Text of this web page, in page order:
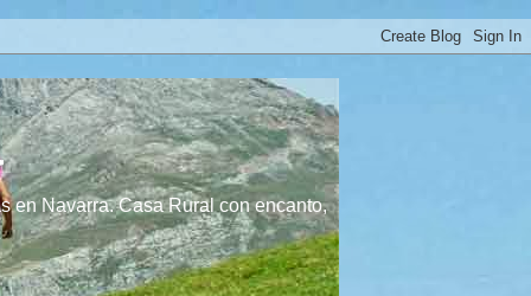
en Navarra. Casa Rural con encanto,